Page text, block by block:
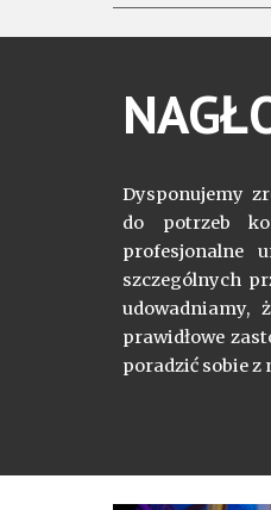
Dysponujemy
do potrzeb
profesjonalne
szczególnych
udowadniamy,
prawidłowe
poradzić sobie